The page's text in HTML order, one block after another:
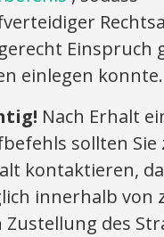
Einspruch
einlegen konnte.
Nach Erhalt
sollten Sie
kontaktieren,
innerhalb von
Zustellung des